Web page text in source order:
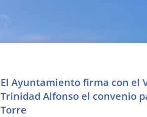
El Ayuntamiento firma con el
Trinidad Alfonso el convenio
Torre